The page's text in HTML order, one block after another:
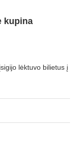
kupina
lėktuvo bilietus į